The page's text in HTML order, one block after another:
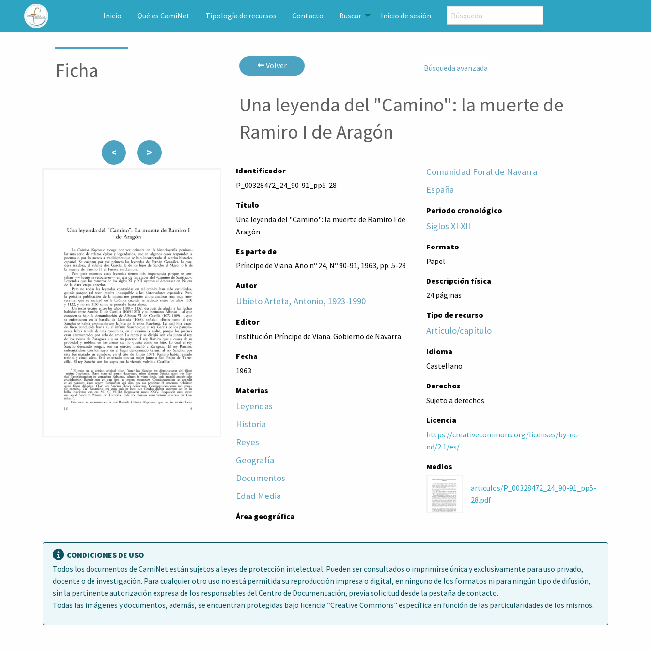
CAMINET Inicio Qué es CamiNet Tipología de recursos Contacto Buscar Inicio de sesión
Ficha Volver Búsqueda avanzada
Una leyenda del "Camino": la muerte de
Ramiro I de Aragón
< >
Identificador
P_00328472_24_90-91_pp5-28
Título
Una leyenda del "Camino": la muerte de Ramiro I de
Aragón
Es parte de
Príncipe de Viana. Año nº 24, Nº 90-91, 1963, pp. 5-28
Autor
Ubieto Arteta, Antonio, 1923-1990
Editor
Institución Príncipe de Viana. Gobierno de Navarra
Fecha
1963
Materias
Leyendas
Historia
Reyes
Geografía
Documentos
Edad Media
Área geográfica
Comunidad Foral de Navarra
España
Periodo cronológico
Siglos XI-XII
Formato
Papel
Descripción física
24 páginas
Tipo de recurso
Artículo/capítulo
Idioma
Castellano
Derechos
Sujeto a derechos
Licencia
https://creativecommons.org/licenses/by-nc-
nd/2.1/es/
Medios
articulos/P_00328472_24_90-91_pp5-
28.pdf
CONDICIONES DE USO
Todos los documentos de CamiNet están sujetos a leyes de protección intelectual. Pueden ser consultados o imprimirse única y exclusivamente para uso privado,
docente o de investigación. Para cualquier otro uso no está permitida su reproducción impresa o digital, en ninguno de los formatos ni para ningún tipo de difusión,
sin la pertinente autorización expresa de los responsables del Centro de Documentación, previa solicitud desde la pestaña de contacto.
Todas las imágenes y documentos, además, se encuentran protegidas bajo licencia “Creative Commons” específica en función de las particularidades de los mismos.